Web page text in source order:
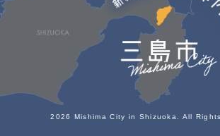
2026 Mishima City in Shizuoka. All